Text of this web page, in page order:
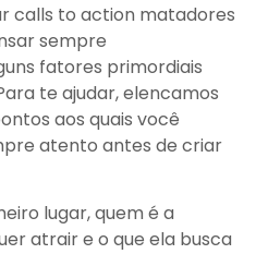
calls to action matadores
sempre
fatores primordiais
te ajudar, elencamos
aos quais você
atento antes de criar
lugar, quem é a
atrair e o que ela busca